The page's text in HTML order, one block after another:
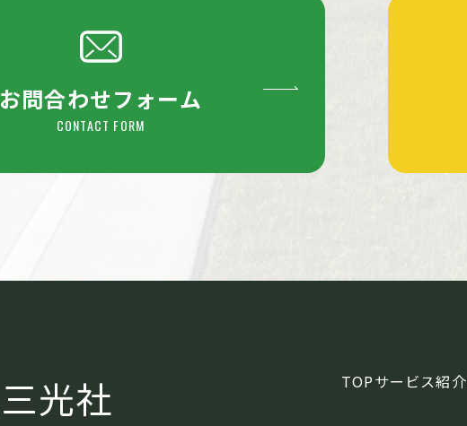
お問合わせフォーム
CONTACT FORM
三光社 TOPサービス紹介